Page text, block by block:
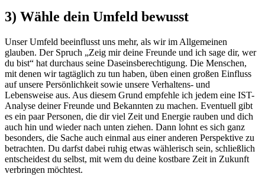
3) Wähle dein Umfeld bewusst
Unser Umfeld beeinflusst uns mehr, als wir im Allgemeinen
glauben. Der Spruch „Zeig mir deine Freunde und ich sage dir, wer
du bist“ hat durchaus seine Daseinsberechtigung. Die Menschen,
mit denen wir tagtäglich zu tun haben, üben einen großen Einfluss
auf unsere Persönlichkeit sowie unsere Verhaltens- und
Lebensweise aus. Aus diesem Grund empfehle ich jedem eine IST-
Analyse deiner Freunde und Bekannten zu machen. Eventuell gibt
es ein paar Personen, die dir viel Zeit und Energie rauben und dich
auch hin und wieder nach unten ziehen. Dann lohnt es sich ganz
besonders, die Sache auch einmal aus einer anderen Perspektive zu
betrachten. Du darfst dabei ruhig etwas wählerisch sein, schließlich
entscheidest du selbst, mit wem du deine kostbare Zeit in Zukunft
verbringen möchtest.